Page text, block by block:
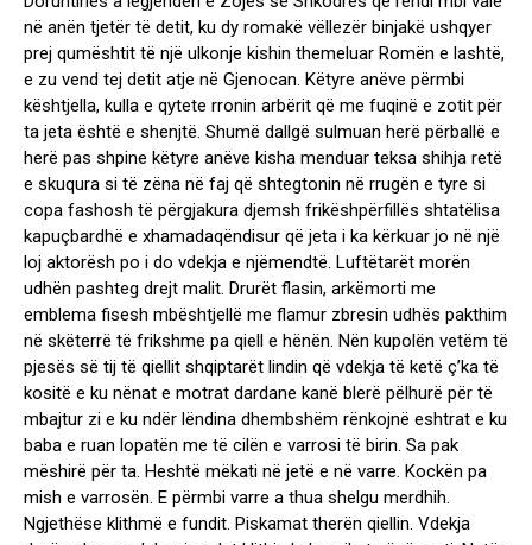
në anën tjetër të detit, ku dy romakë vëllezër binjakë ushqyer
prej qumështit të një ulkonje kishin themeluar Romën e lashtë,
e zu vend tej detit atje në Gjenocan. Këtyre anëve përmbi
kështjella, kulla e qytete rronin arbërit që me fuqinë e zotit për
ta jeta është e shenjtë. Shumë dallgë sulmuan herë përballë e
herë pas shpine këtyre anëve kisha menduar teksa shihja retë
e skuqura si të zëna në faj që shtegtonin në rrugën e tyre si
copa fashosh të përgjakura djemsh frikëshpërfillës shtatëlisa
kapuçbardhë e xhamadaqëndisur që jeta i ka kërkuar jo në një
loj aktorësh po i do vdekja e njëmendtë. Luftëtarët morën
udhën pashteg drejt malit. Drurët flasin, arkëmorti me
emblema fisesh mbështjellë me flamur zbresin udhës pakthim
në skëterrë të frikshme pa qiell e hënën. Nën kupolën vetëm të
pjesës së tij të qiellit shqiptarët lindin që vdekja të ketë ç’ka të
kositë e ku nënat e motrat dardane kanë blerë pëlhurë për të
mbajtur zi e ku ndër lëndina dhembshëm rënkojnë eshtrat e ku
baba e ruan lopatën me të cilën e varrosi të birin. Sa pak
mëshirë për ta. Heshtë mëkati në jetë e në varre. Kockën pa
mish e varrosën. E përmbi varre a thua shelgu merdhih.
Ngjethëse klithmë e fundit. Piskamat therën qiellin. Vdekja